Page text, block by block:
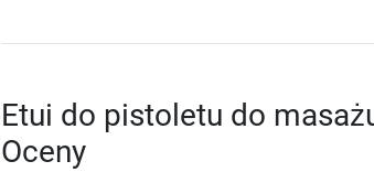
Etui do pistoletu do
Oceny